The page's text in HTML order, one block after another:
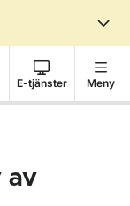
E-tjänster Meny
av